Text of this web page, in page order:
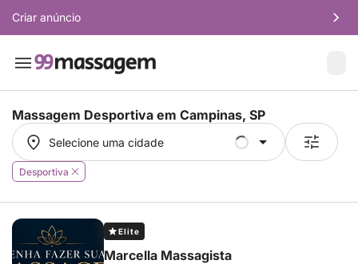
Criar anúncio
Massagem Desportiva em Campinas, SP
Selecione uma cidade
Selecione uma cidade
Desportiva
Elite
Marcella Massagista